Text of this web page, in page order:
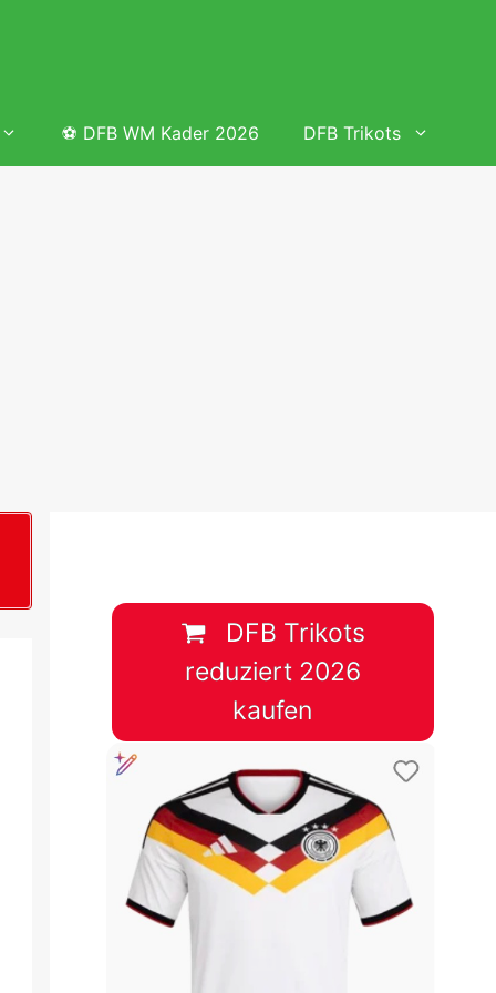
&
&
⚽ DFB WM Kader 2026 DFB Trikots
DFB Trikots
reduziert 2026
kaufen